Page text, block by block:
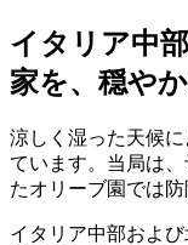
イタリア中
家を、穏や
涼しく湿った天候
ています。当局は
たオリーブ園では
イタリア中部およ